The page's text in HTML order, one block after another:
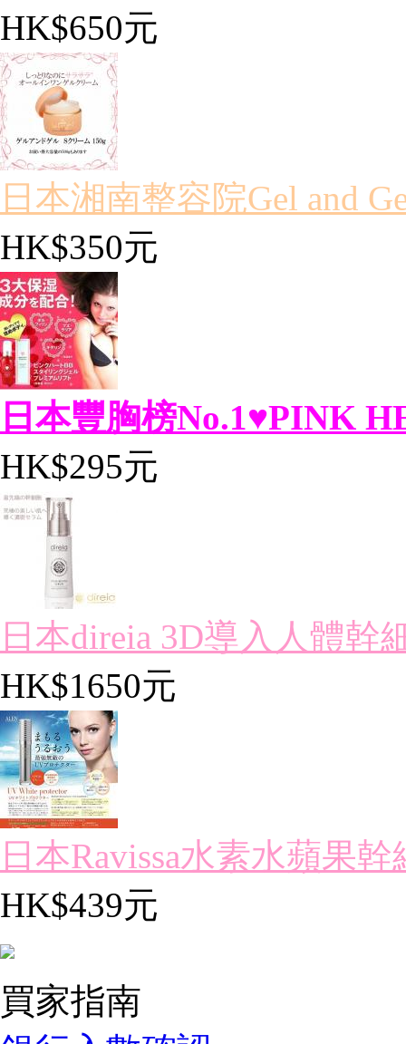
HK$650元
日本湘南整容院Gel and
HK$350元
日本豐胸榜No.1♥PINK
HK$295元
日本direia 3D導入人體幹
HK$1650元
日本Ravissa水素水蘋果
HK$439元
買家指南